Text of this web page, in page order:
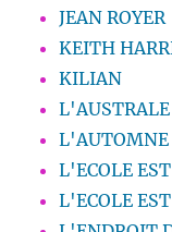
JEAN ROYER
KEITH
KILIAN
L'AUTOMNE
L'ECOLE
L'ECOLE